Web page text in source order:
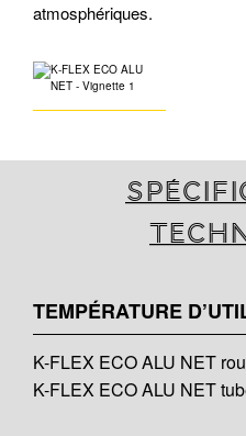
atmosphériques.
TEMPÉRATURE
K-FLEX ECO ALU NET
K-FLEX ECO ALU NET